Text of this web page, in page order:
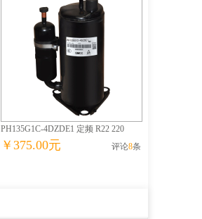
PH135G1C-4DZDE1 定频 R22 220
￥375.00元 评论8条